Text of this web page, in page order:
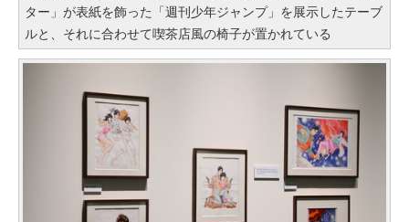
ター」が表紙を飾った「週刊少年ジャンプ」を展示したテーブ
ルと、それに合わせて喫茶店風の椅子が置かれている